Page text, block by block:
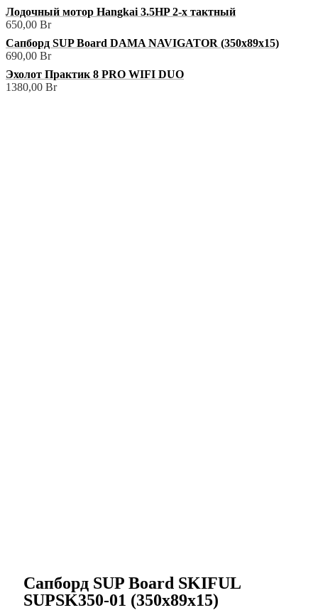
Лодочный мотор Hangkai 3.5HP 2-х тактный
650,00 Br
Сапборд SUP Board DAMA NAVIGATOR (350х89х15)
690,00 Br
Эхолот Практик 8 PRO WIFI DUO
1380,00 Br
Сапборд SUP Board SKIFUL
SUPSK350-01 (350х89х15)